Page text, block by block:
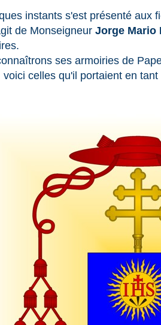
instants s'est présenté aux
de Monseigneur Jorge Mario
ses armoiries de
voici celles qu'il portaient en